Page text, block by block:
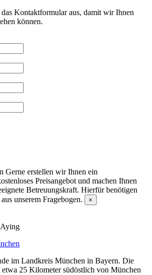
Kontaktformular aus, damit wir Ihnen
können.
Gerne erstellen wir Ihnen ein
Preisangebot und machen Ihnen
Betreuungskraft. Hierfür benötigen
unserem Fragebogen.
×
Aying
im Landkreis München in Bayern. Die
25 Kilometer südöstlich von München